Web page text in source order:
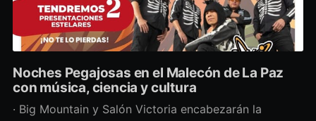
Noches Pegajosas en el Malecón de La Paz
con música, ciencia y cultura
· Big Mountain y Salón Victoria encabezarán la